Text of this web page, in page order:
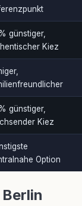
günstiger,
Kiez
günstiger,
Kiez
Option